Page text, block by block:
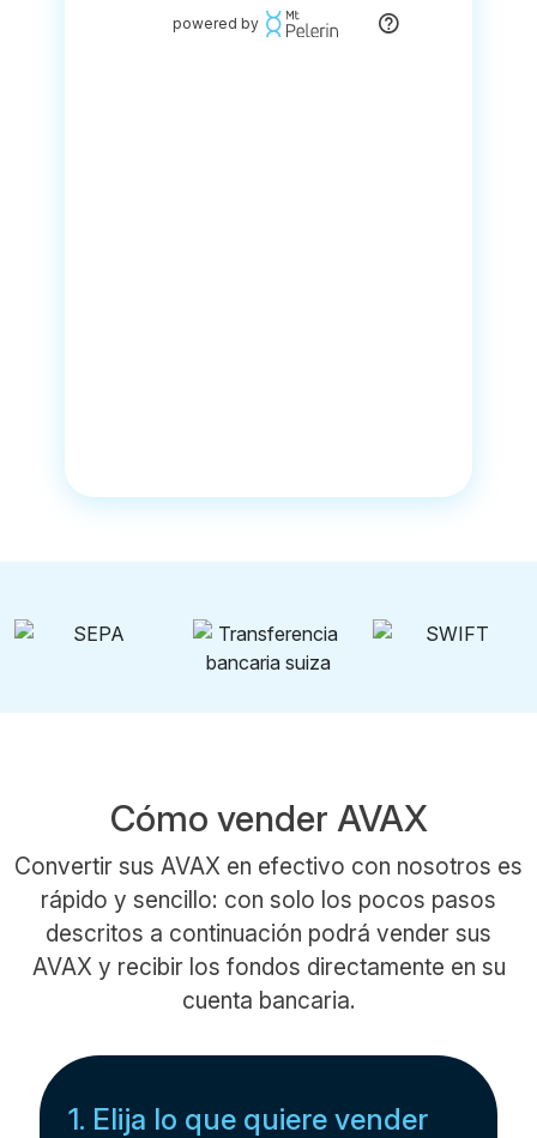
Cómo vender AVAX
Convertir sus AVAX en efectivo con nosotros es
rápido y sencillo: con solo los pocos pasos
descritos a continuación podrá vender sus
AVAX y recibir los fondos directamente en su
cuenta bancaria.
1. Elija lo que quiere vender